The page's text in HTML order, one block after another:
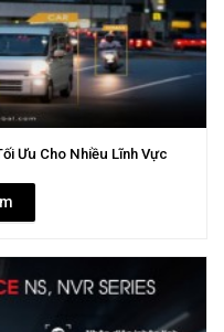
Ưu Cho Nhiều Lĩnh Vực